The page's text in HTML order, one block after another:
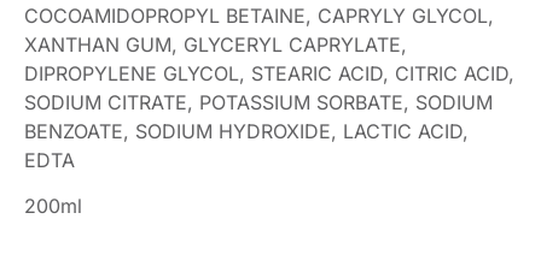
COCOAMIDOPROPYL BETAINE, CAPRYLY GLYCOL,
XANTHAN GUM, GLYCERYL CAPRYLATE,
DIPROPYLENE GLYCOL, STEARIC ACID, CITRIC ACID,
SODIUM CITRATE, POTASSIUM SORBATE, SODIUM
BENZOATE, SODIUM HYDROXIDE, LACTIC ACID,
EDTA
200ml